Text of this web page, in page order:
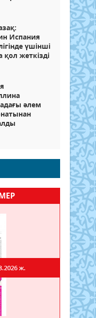
Испания
үшінші
қол жеткізді
әлем
ж.